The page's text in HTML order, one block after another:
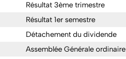
Résultat 3ème trimestre
Résultat 1er semestre
Détachement du dividende
Assemblée Générale ordinaire